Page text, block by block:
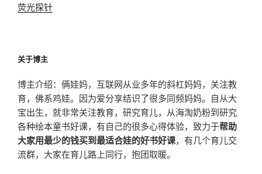
荧光探针
关于博主
博主介绍：俩娃妈，互联网从业多年的斜杠妈妈，关注教
育，佛系鸡娃。因为爱分享结识了很多同频妈妈。自从大
宝出生，就非常关注教育，研究育儿，从海淘奶粉到研究
各种绘本童书好课，有自己的很多心得体验，致力于帮助
大家用最少的钱买到最适合娃的好书好课，有几个育儿交
流群，大家在育儿路上同行，抱团取暖。